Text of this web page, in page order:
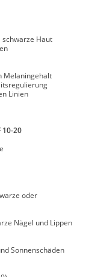
Haut
Melaningehalt
Linien
10-20
oder
Nägel und Lippen
Sonnenschäden